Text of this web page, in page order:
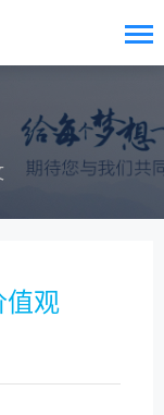
值观